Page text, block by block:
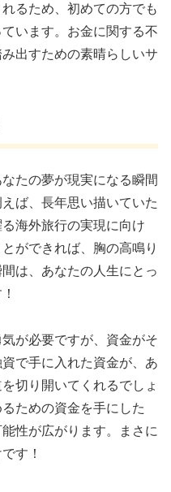
るため、初めての方でも
います。お金に関する不
出すための素晴らしいサ
たの夢が現実になる瞬間
ば、長年思い描いていた
海外旅行の実現に向け
ができれば、胸の高鳴り
は、あなたの人生にとっ
が必要ですが、資金がそ
で手に入れた資金が、あ
切り開いてくれるでしょ
ための資金を手にした
性が広がります。まさに
す！